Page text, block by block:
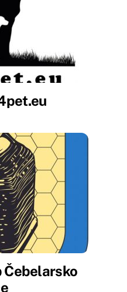
Čebelarsko